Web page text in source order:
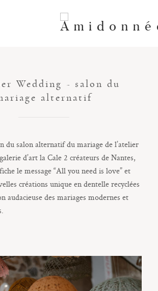
Wedding - salon du
alternatif
du salon alternatif du mariage de l’atelier
d’art la Cale 2 créateurs de Nantes,
le message “All you need is love” et
créations unique en dentelle recyclées
audacieuse des mariages modernes et
Art textile
décors
Contact
Sacramento, California